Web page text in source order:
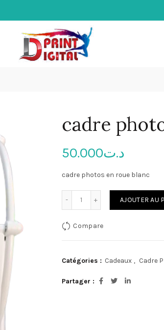
cadre
د.ت50.000
cadre photos en roue blanc
quantité de cadre photos
AJOUTER AU
Compare
Catégories : Cadeaux , Cadre
Partager